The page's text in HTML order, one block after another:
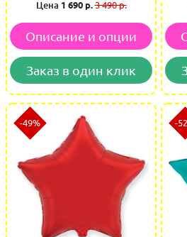
Цена 1 690 р.3 490 р.
Описание и опции
Заказ в один клик
-49% -